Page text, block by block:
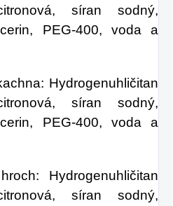
síran sodný,
PEG-400, voda a
Hydrogenuhličitan
síran sodný,
PEG-400, voda a
Hydrogenuhličitan
síran sodný,